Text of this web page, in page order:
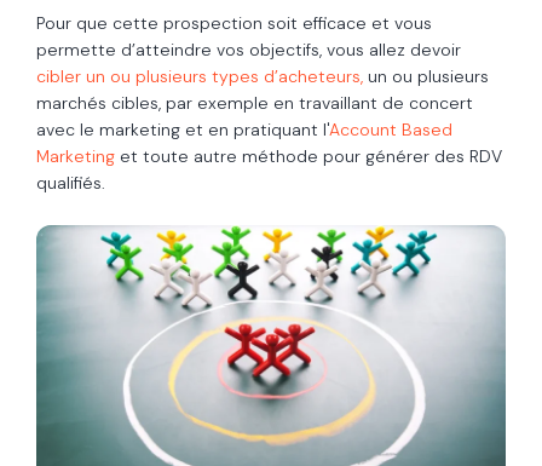
Pour que cette prospection soit efficace et vous
permette d’atteindre vos objectifs, vous allez devoir
cibler un ou plusieurs types d’acheteurs, un ou plusieurs
marchés cibles, par exemple en travaillant de concert
avec le marketing et en pratiquant l'Account Based
Marketing et toute autre méthode pour générer des RDV
qualifiés.